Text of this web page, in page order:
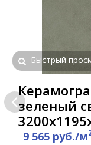
Быстрый
зеленый
9 565 руб./м